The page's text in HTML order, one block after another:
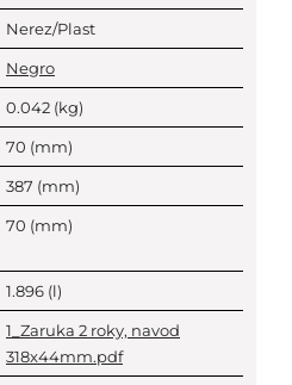
Nerez/Plast
Negro
0.042 (kg)
70 (mm)
387 (mm)
70 (mm)
1.896 (l)
1_Zaruka 2 roky, navod
318x44mm.pdf